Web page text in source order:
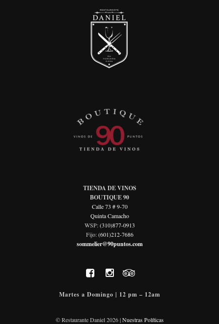
TIENDA DE VINOS
BOUTIQUE 90
Calle 73 # 9-70
Quinta Camacho
WSP:(310)877-0913
Fijo:(601)212-7686
sommelier@90puntos.com
Martes a Domingo | 12 pm – 12am
© Restaurante Daniel 2026 |Nuestras Políticas